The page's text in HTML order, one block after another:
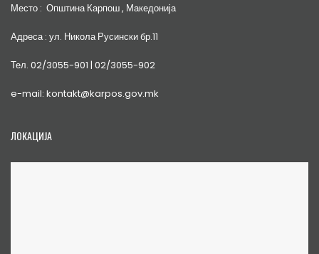
Место : Општина Карпош , Македонија
Адреса : ул. Никола Русински бр.11
Тел. 02/3055-901 | 02/3055-902
e-mail: kontakt@karpos.gov.mk
ЛОКАЦИЈА